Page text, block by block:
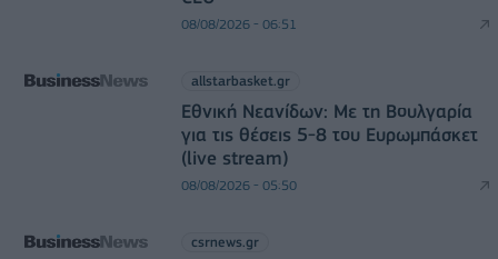
08/08/2026 - 06:51
allstarbasket.gr
Εθνική Νεανίδων: Με τη Βουλγαρία
για τις θέσεις 5-8 του Ευρωμπάσκετ
(live stream)
08/08/2026 - 05:50
csrnews.gr